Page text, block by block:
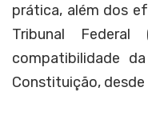
prática, além dos
Tribunal
compatibilidade
Constituição,